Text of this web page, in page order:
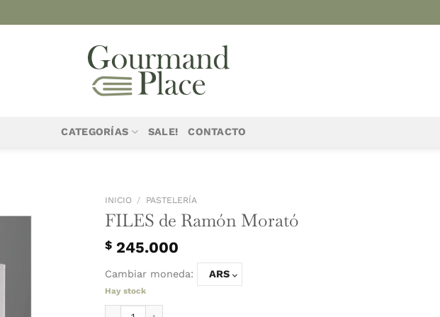
CATEGORÍAS SALE! CONTACTO
FILES de Ramón Morató